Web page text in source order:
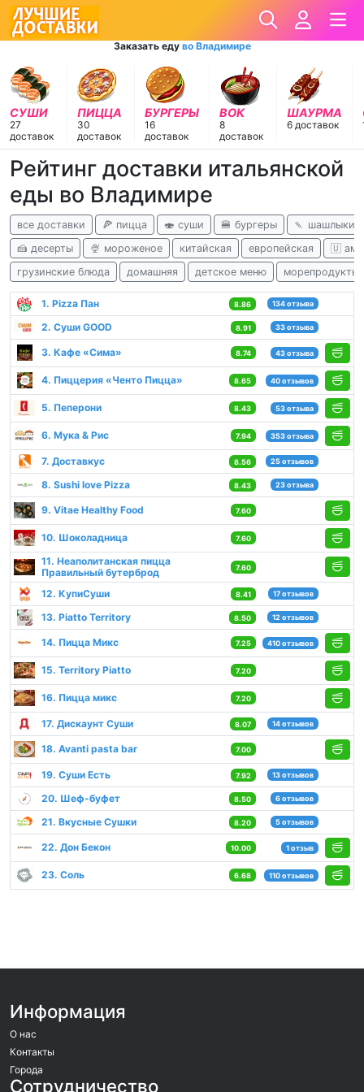
Заказать еду во Владимире
СУШИ
27
доставок
ПИЦЦА
30
доставок
БУРГЕРЫ
16
доставок
ВОК
8
доставок
ШАУРМА
6 доставок
Рейтинг доставки итальянской
еды во Владимире
все доставки 🍕 пицца 🍣 суши 🍔 бургеры
🍡 шашлыки
🍰 десерты
🍨 мороженое китайская европейская
🇺
грузинские блюда
домашняя детское меню морепродукты
1. Pizza Пан 8.86 134 отзыва
2. Суши GOOD 8.91 33 отзыва
3. Кафе «Сима» 8.74 43 отзыва
4. Пиццерия «Ченто Пицца» 8.65 40 отзывов
5. Пеперони 8.43 53 отзыва
6. Мука & Рис 7.94 353 отзыва
7. Доставкус 8.56 25 отзывов
8. Sushi love Pizza 8.43 23 отзыва
9. Vitae Healthy Food 7.60
10. Шоколадница 7.60
11. Неаполитанская пицца
Правильный бутерброд
7.60
12. КупиСуши 8.41 17 отзывов
13. Piatto Territory 8.50 12 отзывов
14. Пицца Микс 7.25 410 отзывов
15. Territory Piatto 7.20
16. Пицца микс 7.20
17. Дискаунт Суши 8.07 14 отзывов
18. Avanti pasta bar 7.00
19. Суши Есть 7.92 13 отзывов
20. Шеф-буфет 8.50 6 отзывов
21. Вкусные Сушки 8.20 5 отзывов
22. Дон Бекон 10.00 1 отзыв
23. Соль 6.68 110 отзывов
Информация
О нас
Контакты
Города
Сотрудничество